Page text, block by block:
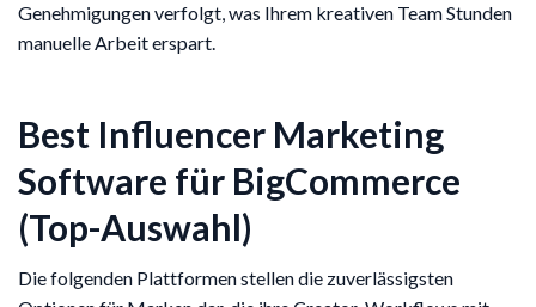
Genehmigungen verfolgt, was Ihrem kreativen Team Stunden
manuelle Arbeit erspart.
Best Influencer Marketing
Software für BigCommerce
(Top-Auswahl)
Die folgenden Plattformen stellen die zuverlässigsten